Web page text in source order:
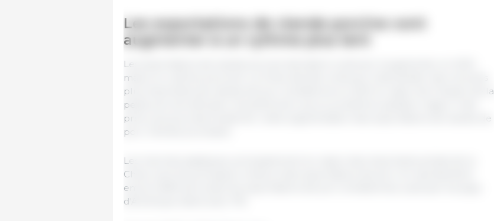
Les exportations de viande porcine vont
augmenter à un rythme plus lent
Les exportations de viande porcine devraient continuer à augmenter en 2021,
mais à un rythme plus lent. La Chine devrait continuer à demander des volumes
plus importants de viande de porc brésilienne en 2021 en raison de l'impact de la
peste porcine africaine. Actuellement, aucun problème sanitaire majeur n'est
prévu qui pourrait empêcher cette augmentation des exportations de viande de
porc l'année prochaine.
Les marchés asiatiques, principalement en raison des importants achats de la
Chine, sont les principaux moteurs des exportations de porc et représentent
environ 80% de toutes les exportations de porc brésiliennes, suivis par les pays
d'Amérique latine avec 11%.